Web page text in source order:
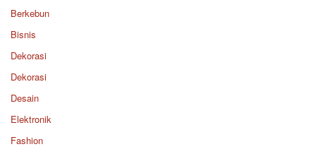
Berkebun
Bisnis
Dekorasi
Dekorasi
Desain
Elektronik
Fashion